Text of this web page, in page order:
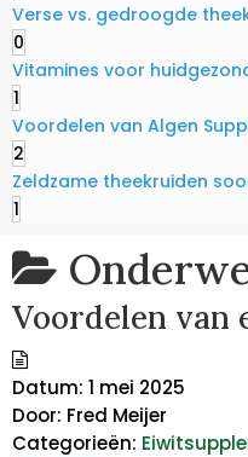
Verse vs. gedroogde
0
Vitamines voor
1
Voordelen van Algen
2
Zeldzame theekruiden
1
Voordelen van
Datum: 1 mei 2025
Door: Fred Meijer
Categorieën: